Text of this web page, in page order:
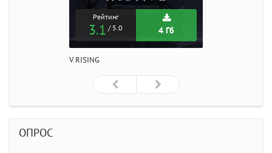
Рейтинг
3.1 / 5.0 4 Гб
V RISING
ОПРОС